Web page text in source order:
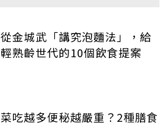
從金城武「講究泡麵法」，給
輕熟齡世代的10個飲食提案
菜吃越多便秘越嚴重？2種膳食